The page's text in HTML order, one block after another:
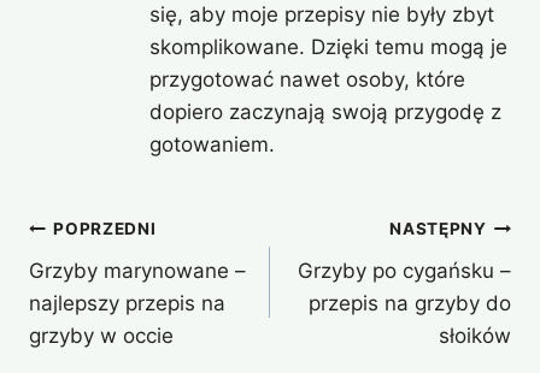
się, aby moje przepisy nie były zbyt
skomplikowane. Dzięki temu mogą je
przygotować nawet osoby, które
dopiero zaczynają swoją przygodę z
gotowaniem.
Nawigacja
wpisu
POPRZEDNI
Grzyby marynowane –
najlepszy przepis na
grzyby w occie
NASTĘPNY
Grzyby po cygańsku –
przepis na grzyby do
słoików